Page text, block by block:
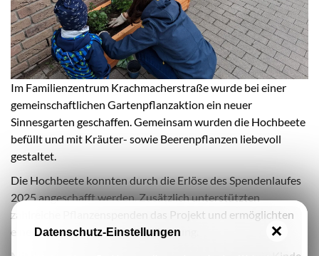
Im Familienzentrum Krachmacherstraße wurde bei einer
gemeinschaftlichen Gartenpflanzaktion ein neuer
Sinnesgarten geschaffen. Gemeinsam wurden die Hochbeete
befüllt und mit Kräuter- sowie Beerenpflanzen liebevoll
gestaltet.
Die Hochbeete konnten durch die Erlöse des Spendenlaufes
2025 angeschafft werden. Zusätzlich unterstützten
zahlreiche Pflanzenspenden das Projekt und ermöglichten
eine abwechslungsreiche Bepflanzung.
Datenschutz-Einstellungen